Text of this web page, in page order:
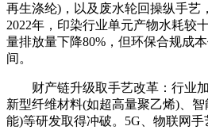
再生涤纶)，以及废水轮回操纵手艺
2022年，印染行业单元产物水耗较
量排放量下降80%，但环保合规成
间。
财产链升级取手艺改革：行业加
新型纤维材料(如超高量聚乙烯)、
能)等研发取得冲破。5G、物联网